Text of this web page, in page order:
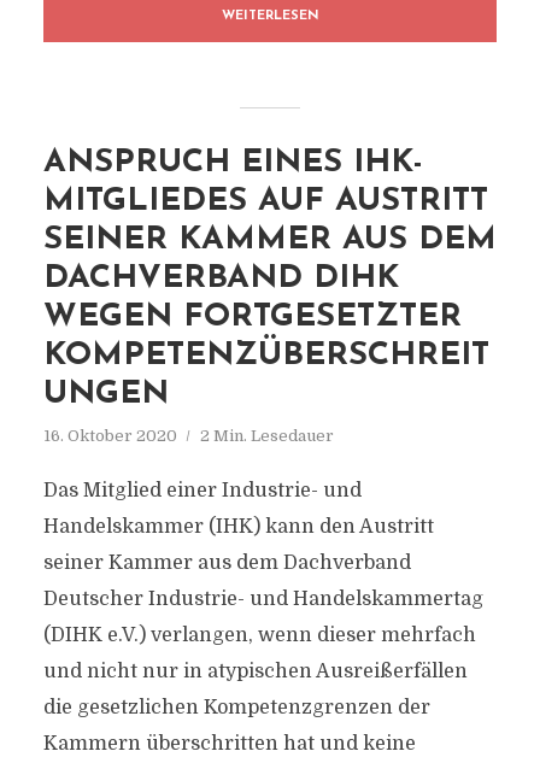
WEITERLESEN
ANSPRUCH EINES IHK-
MITGLIEDES AUF AUSTRITT
SEINER KAMMER AUS DEM
DACHVERBAND DIHK
WEGEN FORTGESETZTER
KOMPETENZÜBERSCHREIT
UNGEN
16. Oktober 2020 2 Min. Lesedauer
Das Mitglied einer Industrie- und
Handelskammer (IHK) kann den Austritt
seiner Kammer aus dem Dachverband
Deutscher Industrie- und Handelskammertag
(DIHK e.V.) verlangen, wenn dieser mehrfach
und nicht nur in atypischen Ausreißerfällen
die gesetzlichen Kompetenzgrenzen der
Kammern überschritten hat und keine